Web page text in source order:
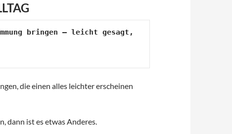
bringen – leicht gesagt,
die einen alles leichter erscheinen
dann ist es etwas Anderes.